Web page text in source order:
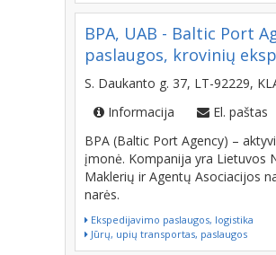
BPA, UAB - Baltic Port
paslaugos, krovinių
S. Daukanto g. 37, LT-92229,
Informacija
El. paštas
BPA (Baltic Port Agency) –
įmonė. Kompanija yra Lietuvos
Maklerių ir Agentų Asociacijos
narės.
Ekspedijavimo paslaugos, logistika
Jūrų, upių transportas, paslaugos